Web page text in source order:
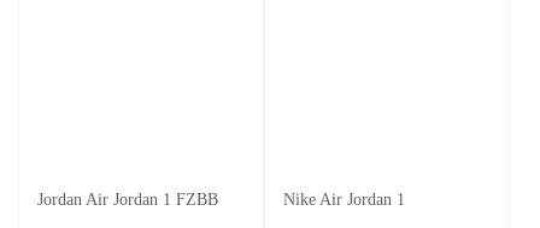
Jordan Air Jordan 1 FZBB Nike Air Jordan 1